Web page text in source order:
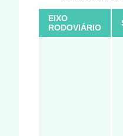
EIXO
RODOVIÁRIO